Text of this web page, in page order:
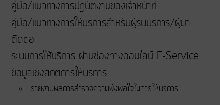
คู่มือ/แนวทางการปฏิบัติงานของเจ้าหน้าที่
คู่มือ/แนวทางการให้บริการสำหรับผู้รับบริการ/ผู้มา
ติดต่อ
ระบบการให้บริการ ผ่านช่องทางออนไลน์ E-Service
ข้อมูลเชิงสถิติการให้บริการ
รายงานผลการสำรวจความพึงพอใจในการให้บริการ